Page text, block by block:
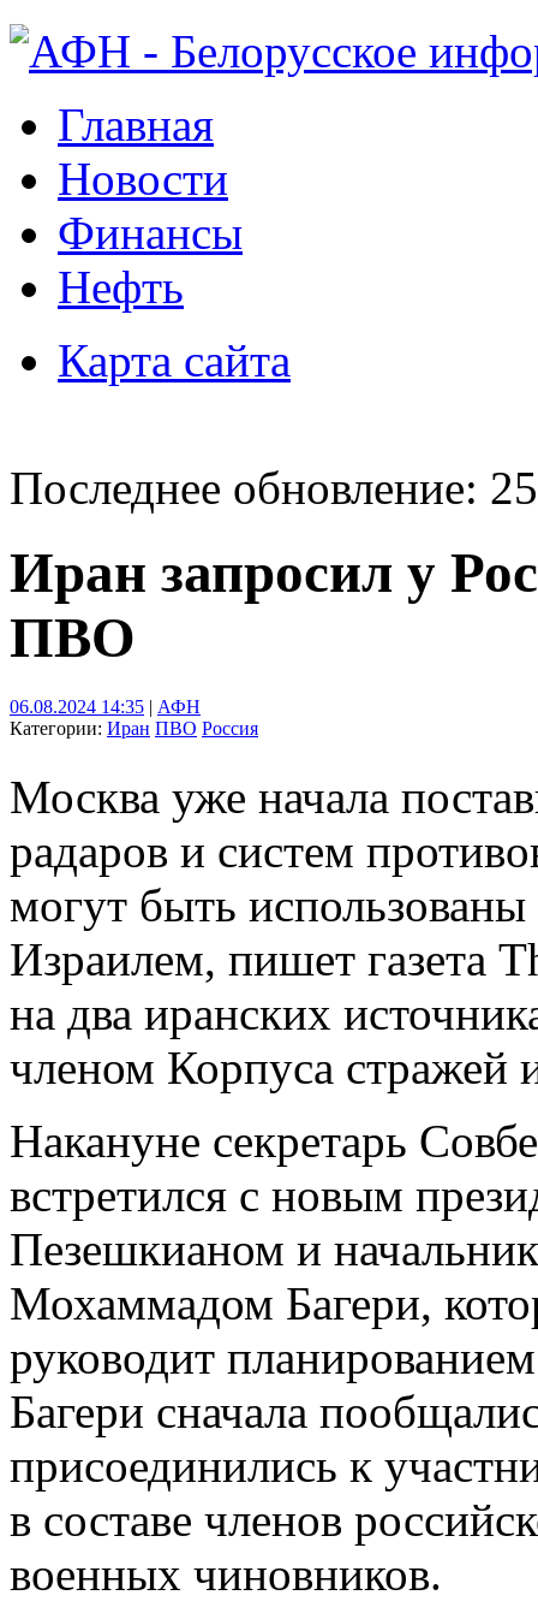
Главная
Новости
Финансы
Нефть
Карта сайта
Последнее обновление:
Иран запросил у
ПВО
06.08.2024 14:35 | АФН
Категории: Иран ПВО Россия
Москва уже начала
радаров и систем
могут быть
Израилем, пишет газета
на два иранских
членом Корпуса стражей
Накануне секретарь
встретился с новым
Пезешкианом и
Мохаммадом Багери,
руководит
Багери сначала
присоединились к
в составе членов
военных чиновников.